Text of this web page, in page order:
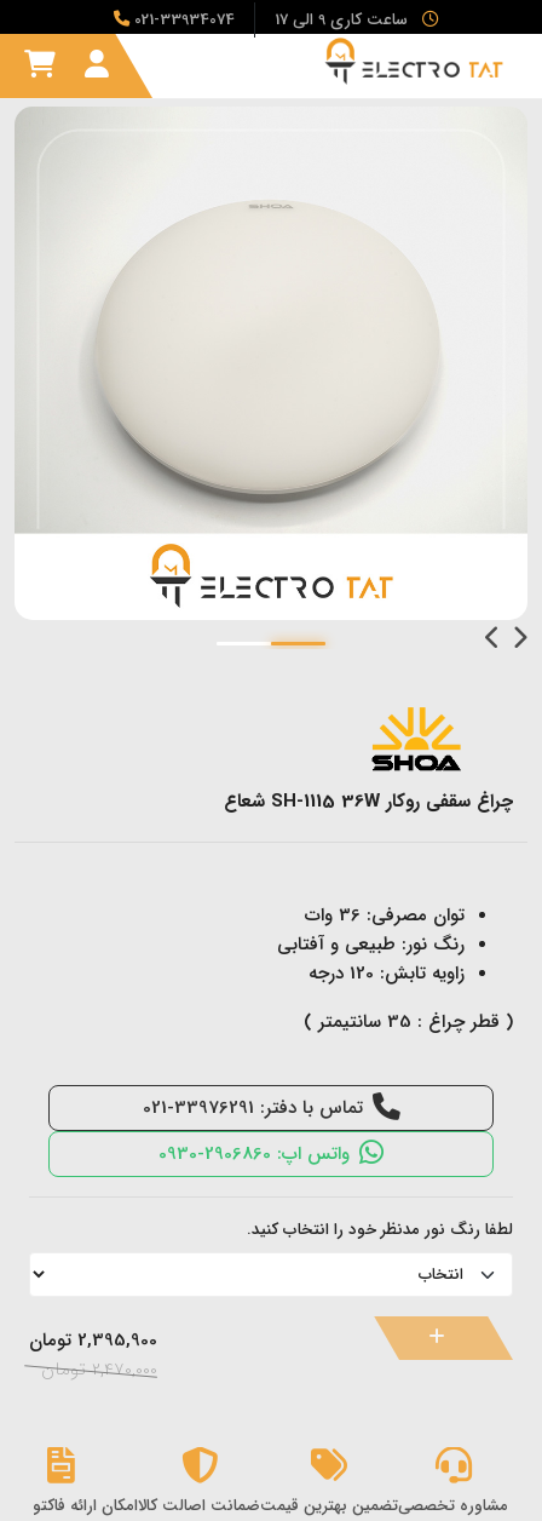
ساعت کاری 9 الی 17 021-33934074
چراغ سقفی روکار SH-1115 36W شعاع
توان مصرفی: 36 وات
رنگ نور: طبیعی و آفتابی
زاویه تابش: 120 درجه
( قطر چراغ : 35 سانتیمتر )
تماس با دفتر: 33976291-021
واتس اپ: 2906860-0930
لطفا رنگ نور مدنظر خود را انتخاب کنید.
2,395,900 تومان
2,470,000 تومان
مشاوره تخصصیتضمین بهترین قیمتضمانت اصالت کالاامکان ارائه فاکتور